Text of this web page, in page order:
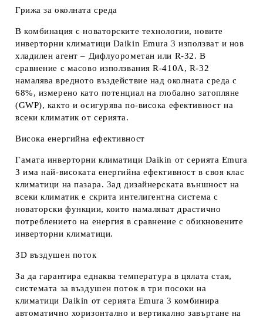
Грижа за околната среда
В комбинация с новаторските технологии, новите
инверторни климатици Daikin Emura 3 използват и нов
хладилен агент – Дифлуорометан или R-32. В
сравнение с масово използвания R-410A, R-32
намалява вредното въздействие над околната среда с
68%, измерено като потенциал на глобално затопляне
(GWP), както и осигурява по-висока ефективност на
всеки климатик от серията.
Висока енергийна ефективност
Гамата инверторни климатици Daikin от серията Emura
3 има най-високата енергийна ефективност в своя клас
климатици на пазара. Зад дизайнерската външност на
всеки климатик е скрита интелигентна система с
новаторски функции, които намаляват драстично
потреблението на енергия в сравнение с обикновените
инверторни климатици.
3D въздушен поток
За да гарантира еднаква температура в цялата стая,
системата за въздушен поток в три посоки на
климатици Daikin от серията Еmura 3 комбинира
автоматично хоризонтално и вертикално завъртане на